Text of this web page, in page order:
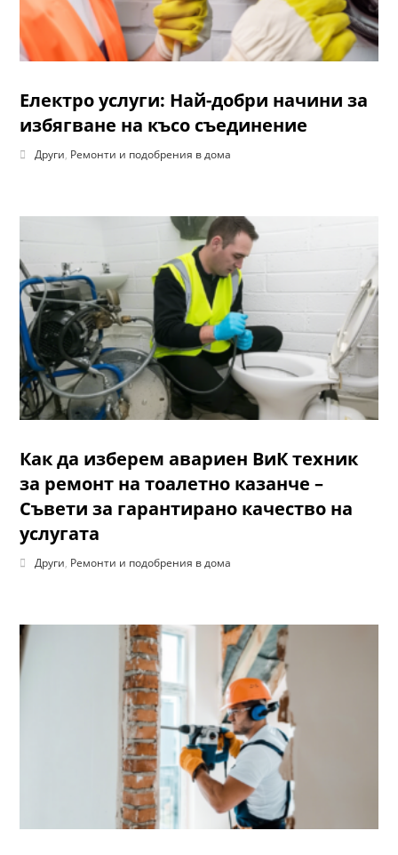
Електро услуги: Най-добри начини за
избягване на късо съединение
Други, Ремонти и подобрения в дома
Как да изберем авариен ВиК техник
за ремонт на тоалетно казанче –
Съвети за гарантирано качество на
услугата
Други, Ремонти и подобрения в дома